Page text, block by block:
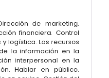
de marketing.
financiera. Control
logística. Los recursos
la información en la
interpersonal en la
Hablar en público.